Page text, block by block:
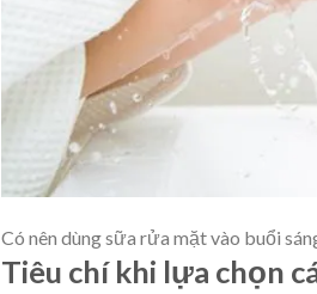
Có nên dùng sữa rửa mặt vào buổi
Tiêu chí khi lựa chọn